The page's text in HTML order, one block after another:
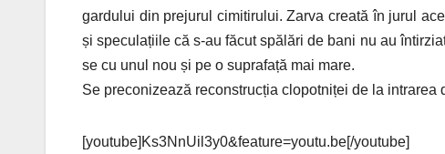
gardului din prejurul cimitirului. Zarva creată în jurul
și speculațiile că s-au făcut spălări de bani nu au
se cu unul nou și pe o suprafață mai mare.
Se preconizează reconstrucția clopotniței de la
[youtube]Ks3NnUil3y0&feature=youtu.be[/youtube]